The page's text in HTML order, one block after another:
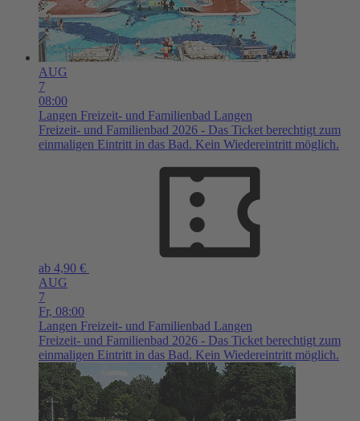
AUG
7
08:00
Langen Freizeit- und Familienbad Langen
Freizeit- und Familienbad 2026 - Das Ticket berechtigt zum
einmaligen Eintritt in das Bad. Kein Wiedereintritt möglich.
ab 4,90 €
AUG
7
Fr, 08:00
Langen Freizeit- und Familienbad Langen
Freizeit- und Familienbad 2026 - Das Ticket berechtigt zum
einmaligen Eintritt in das Bad. Kein Wiedereintritt möglich.